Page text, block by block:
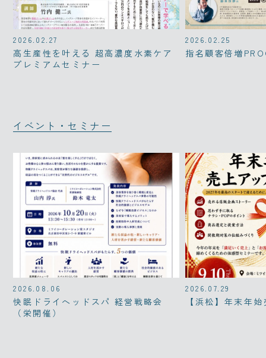
2026.02.27
高生産性を叶える 超高濃度水素ケア
プレミアムセミナー
2026.02.25
指名顧客倍増
イベント・セミナー
2026.08.06
快眠ドライヘッドスパ 経営戦略会
（栄開催）
2026.07.29
【浜松】年末年